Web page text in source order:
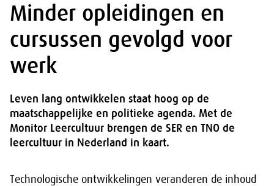
Minder opleidingen en
cursussen gevolgd voor
werk
Leven lang ontwikkelen staat hoog op de
maatschappelijke en politieke agenda. Met de
Monitor Leercultuur brengen de SER en TNO de
leercultuur in Nederland in kaart.
Technologische ontwikkelingen veranderen de inhoud